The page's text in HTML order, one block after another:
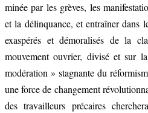
minée par les grèves, les
et la délinquance, et entraîner dans
exaspérés et démoralisés de la
mouvement ouvrier, divisé et sur
modération » stagnante du
une force de changement
des travailleurs précaires